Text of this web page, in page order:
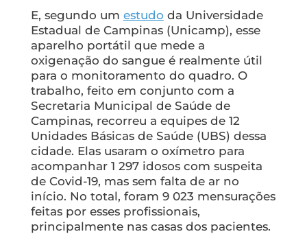
E, segundo um estudo da Universidade
Estadual de Campinas (Unicamp), esse
aparelho portátil que mede a
oxigenação do sangue é realmente útil
para o monitoramento do quadro. O
trabalho, feito em conjunto com a
Secretaria Municipal de Saúde de
Campinas, recorreu a equipes de 12
Unidades Básicas de Saúde (UBS) dessa
cidade. Elas usaram o oxímetro para
acompanhar 1 297 idosos com suspeita
de Covid-19, mas sem falta de ar no
início. No total, foram 9 023 mensurações
feitas por esses profissionais,
principalmente nas casas dos pacientes.